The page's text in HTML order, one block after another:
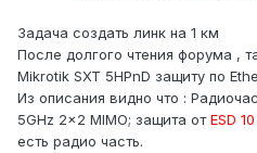
Задача создать линк на 1 км
После долгого чтения форума ,
Mikrotik SXT 5HPnD защиту по
Из описания видно что :
5GHz 2x2 MIMO; защита отESD
есть радио часть.